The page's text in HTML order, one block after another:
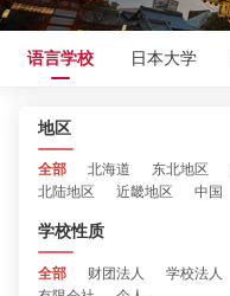
语言学校 日本大学
地区
全部 北海道 东北地区
北陆地区
近畿地区 中国
学校性质
全部 财团法人 学校法人